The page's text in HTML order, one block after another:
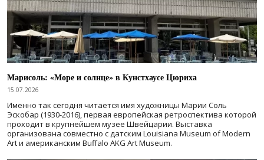
Марисоль: «Море и солнце» в Кунстхаусе Цюриха
15.07.2026
Именно так сегодня читается имя художницы Марии Соль
Эскобар (1930-2016), первая европейская ретроспектива которой
проходит в крупнейшем музее Швейцарии. Выставка
организована совместно с датским Louisiana Museum of Modern
Art и американским Buffalo AKG Art Museum.